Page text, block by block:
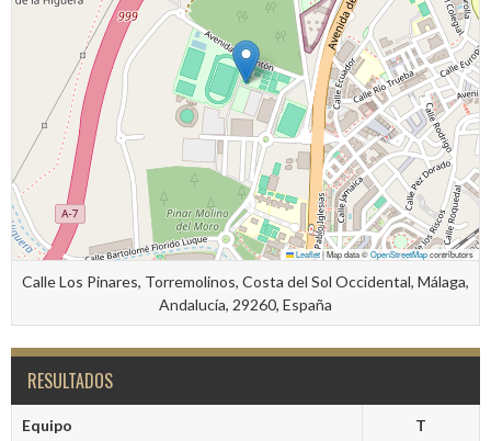
Leaflet|Map data ©OpenStreetMapcontributors
Calle Los Pinares, Torremolinos, Costa del Sol Occidental, Málaga,
Andalucía, 29260, España
RESULTADOS
Equipo T